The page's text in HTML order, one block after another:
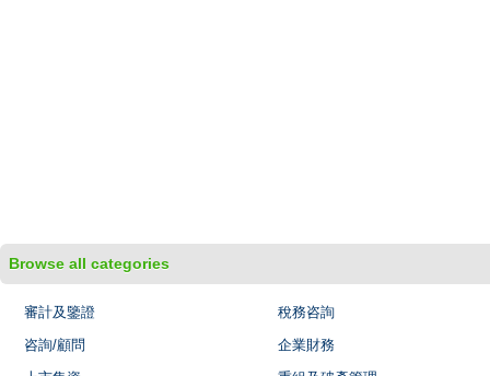
Browse all categories
審計及鑒證
稅務咨詢
咨詢/顧問
企業財務